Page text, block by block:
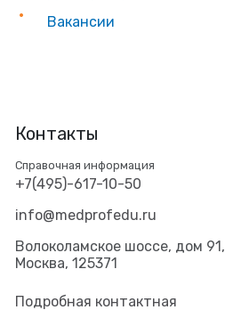
Вакансии
Контакты
Справочная информация
+7(495)-617-10-50
info@medprofedu.ru
Волоколамское шоссе, дом 91,
Москва, 125371
Подробная контактная